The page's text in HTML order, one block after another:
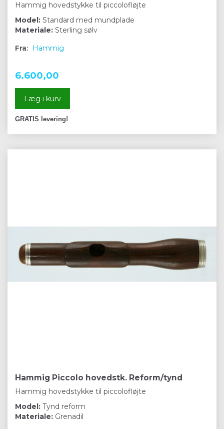
Hammig hovedstykke til piccolofløjte
Model: Standard med mundplade
Materiale: Sterling sølv
Fra: Hammig
6.600,00
Læg i kurv
GRATIS levering!
Hammig Piccolo hovedstk. Reform/tynd
Hammig hovedstykke til piccolofløjte
Model: Tynd reform
Materiale: Grenadil